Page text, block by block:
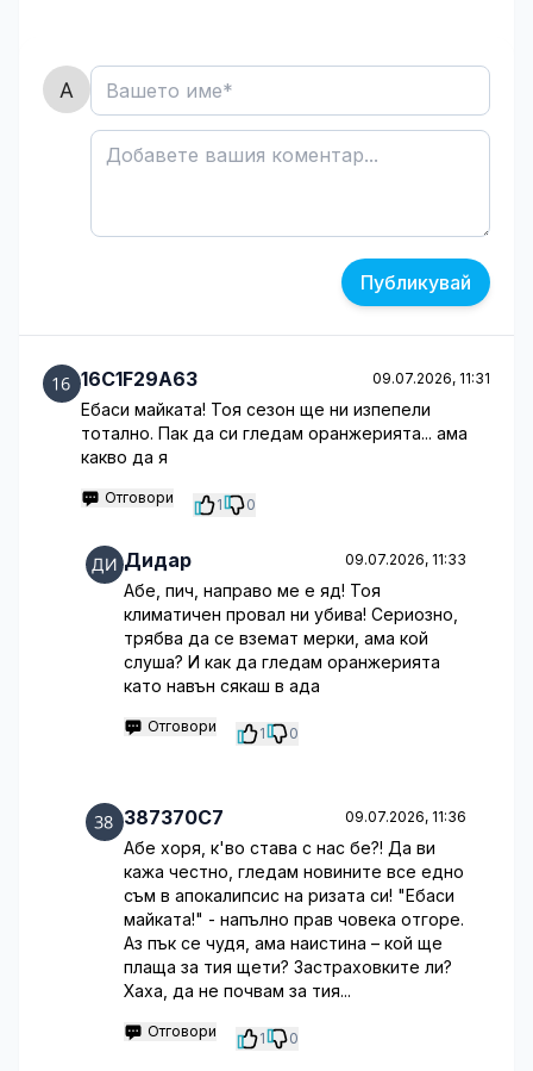
Публикувай
16C1F29A63 09.07.2026, 11:31
Ебаси майката! Тоя сезон ще ни изпепели
тотално. Пак да си гледам оранжерията... ама
какво да я
Отговори 1 0
Дидар 09.07.2026, 11:33
Абе, пич, направо ме е яд! Тоя
климатичен провал ни убива! Сериозно,
трябва да се вземат мерки, ама кой
слуша? И как да гледам оранжерията
като навън сякаш в ада
Отговори 1 0
387370C7 09.07.2026, 11:36
Абе хоря, к'во става с нас бе?! Да ви
кажа честно, гледам новините все едно
съм в апокалипсис на ризата си! "Ебаси
майката!" - напълно прав човека отгоре.
Аз пък се чудя, ама наистина – кой ще
плаща за тия щети? Застраховките ли?
Хаха, да не почвам за тия...
Отговори 1 0